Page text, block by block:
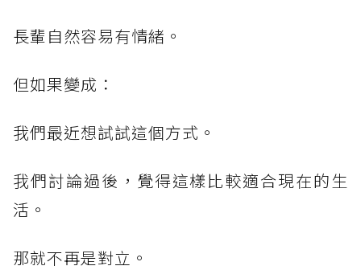
長輩自然容易有情緒。
但如果變成：
我們最近想試試這個方式。
我們討論過後，覺得這樣比較適合現在的生
活。
那就不再是對立。